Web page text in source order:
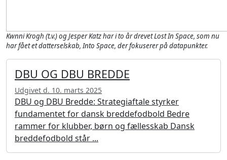
Kwnni Krogh (t.v.) og Jesper Katz har i to år drevet Lost In Space, som nu
har fået et datterselskab, Into Space, der fokuserer på datapunkter.
DBU OG DBU BREDDE
Udgivet d. 10. marts 2025
DBU og DBU Bredde: Strategiaftale styrker
fundamentet for dansk breddefodbold Bedre
rammer for klubber, børn og fællesskab Dansk
breddefodbold står ...